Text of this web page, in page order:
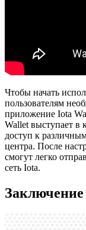
Чтобы начать
пользователям
приложение Iota
Wallet выступает в
доступ к
центра. После
смогут легко
сеть Iota.
Заключение